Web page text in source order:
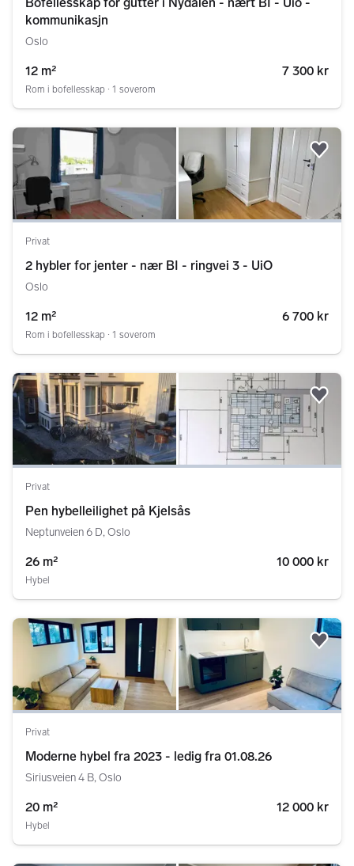
kommunikasjn
Oslo
12 m² 7 300 kr
Rom i bofellesskap ∙ 1 soverom
Privat
2 hybler for jenter - nær BI - ringvei 3 - UiO
Oslo
12 m² 6 700 kr
Rom i bofellesskap ∙ 1 soverom
Privat
Pen hybelleilighet på Kjelsås
Neptunveien 6 D, Oslo
26 m² 10 000 kr
Hybel
Privat
Moderne hybel fra 2023 - ledig fra 01.08.26
Siriusveien 4 B, Oslo
20 m² 12 000 kr
Hybel